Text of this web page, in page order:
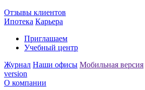
Отзывы клиентов
Ипотека Карьера
Приглашаем
Учебный центр
Журнал Наши офисы Мобильная версия
version
О компании